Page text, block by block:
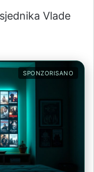
Vlade
SPONZORISANO